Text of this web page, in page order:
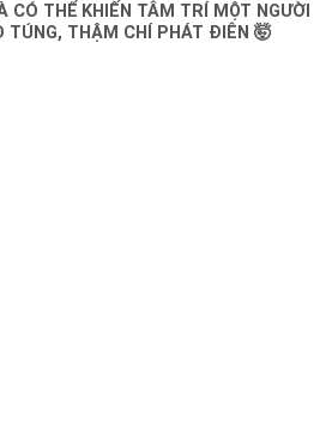
CÓ THỂ KHIẾN TÂM TRÍ MỘT NGƯỜI
TÚNG, THẬM CHÍ PHÁT ĐIÊN 🤯